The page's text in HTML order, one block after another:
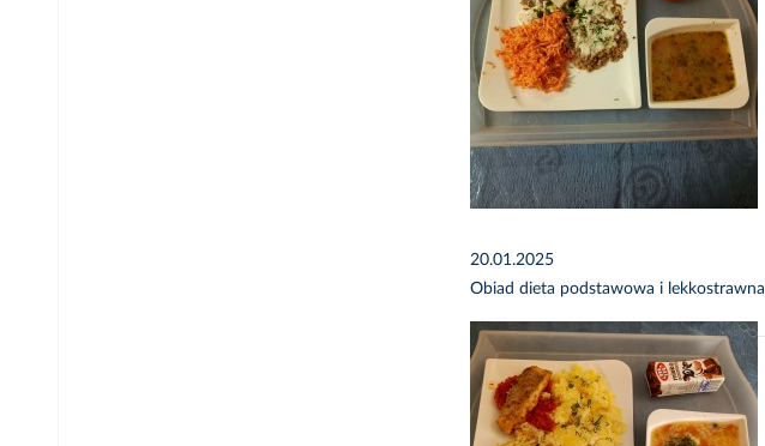
20.01.2025
Obiad dieta podstawowa i lekkostrawna